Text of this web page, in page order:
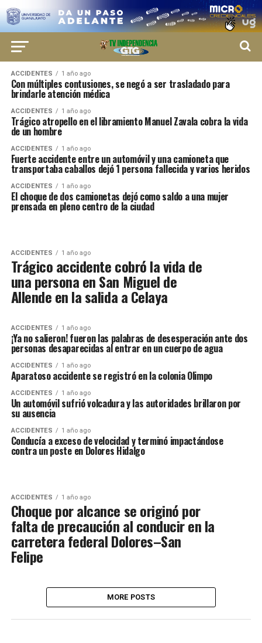
ACCIDENTES 1 año ago
Con múltiples contusiones, se negó a ser trasladado para
brindarle atención médica
ACCIDENTES 1 año ago
Trágico atropello en el libramiento Manuel Zavala cobra la vida
de un hombre
ACCIDENTES 1 año ago
Fuerte accidente entre un automóvil y una camioneta que
transportaba caballos dejó 1 persona fallecida y varios heridos
ACCIDENTES 1 año ago
El choque de dos camionetas dejó como saldo a una mujer
prensada en pleno centro de la ciudad
ACCIDENTES 1 año ago
Trágico accidente cobró la vida de
una persona en San Miguel de
Allende en la salida a Celaya
ACCIDENTES 1 año ago
¡Ya no salieron! fueron las palabras de desesperación ante dos
personas desaparecidas al entrar en un cuerpo de agua
ACCIDENTES 1 año ago
Aparatoso accidente se registró en la colonia Olimpo
ACCIDENTES 1 año ago
Un automóvil sufrió volcadura y las autoridades brillaron por
su ausencia
ACCIDENTES 1 año ago
Conducía a exceso de velocidad y terminó impactándose
contra un poste en Dolores Hidalgo
ACCIDENTES 1 año ago
Choque por alcance se originó por
falta de precaución al conducir en la
carretera federal Dolores–San
Felipe
MORE POSTS